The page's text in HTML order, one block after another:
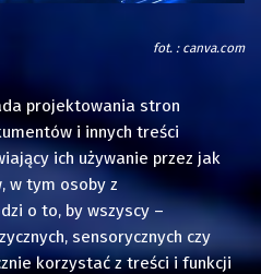
fot. : canva.com
projektowania stron
i innych treści
ich używanie przez jak
w tym osoby z
o to, by wszyscy –
sensorycznych czy
korzystać z treści i funkcji